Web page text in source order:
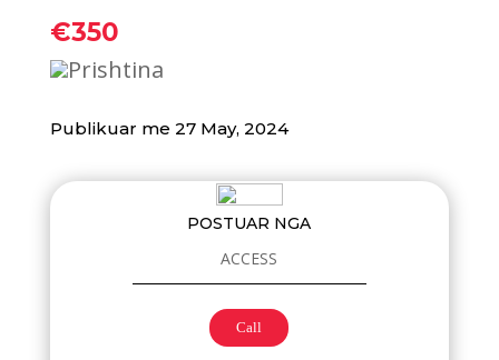
€350
Prishtina
Publikuar me 27 May, 2024
POSTUAR NGA
ACCESS
Call